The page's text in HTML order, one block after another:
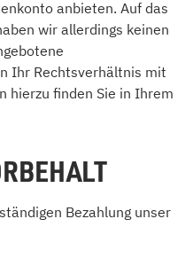
anbieten. Auf das
wir allerdings keinen
Ihr Rechtsverhältnis mit
hierzu finden Sie in Ihrem
Bezahlung unser